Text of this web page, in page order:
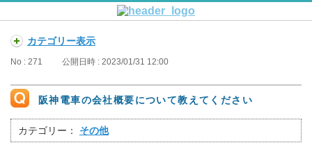
カテゴリー表示
No : 271 公開日時 : 2023/01/31 12:00
阪神電車の会社概要について教えてください
カテゴリー： その他